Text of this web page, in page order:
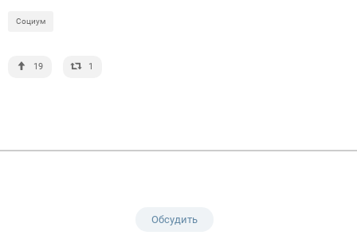
Социум
19 1
Обсудить